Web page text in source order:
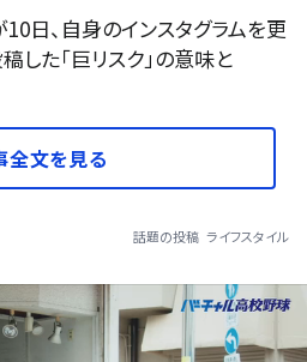
日、自身のインスタグラムを更
した「巨リスク」の意味と
全文を見る
話題の投稿 ライフスタイル